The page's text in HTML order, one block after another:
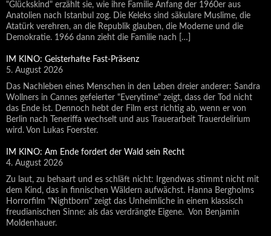
"Glückskind" erzählt sie, wie ihre Familie Anfang der 1960er aus
Anatolien nach Istanbul zog. Die Keleks sind säkulare Muslime, die
Atatürk verehren, an die Republik glauben, die Moderne und die
Demokratie. 1966 dann zieht die Familie nach […]
IM KINO: Geisterhafte Fast-Präsenz
5. August 2026
Das Nachleben eines Menschen in den Leben dreier anderer: Sandra
Wollners in Cannes gefeierter "Everytime" zeigt, dass der Tod nicht
das Ende ist. Dennoch hebt der Film erst richtig ab, wenn er von
Berlin nach Teneriffa wechselt und aus Trauerarbeit Trauerdelirium
wird. Von Lukas Foerster.
IM KINO: Am Ende fordert der Wald sein Recht
4. August 2026
Zu laut, zu behaart und es schläft nicht: Irgendwas stimmt nicht mit
dem Kind, das in finnischen Wäldern aufwächst. Hanna Bergholms
Horrorfilm "Nightborn" zeigt das Unheimliche in einem klassisch
freudianischen Sinne: als das verdrängte Eigene. Von Benjamin
Moldenhauer.